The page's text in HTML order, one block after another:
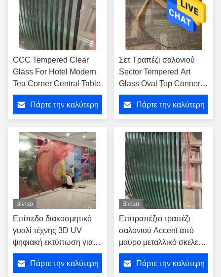
CCC Tempered Clear
Glass For Hotel Modern
Tea Corner Central Table
Πάρτε την καλύτερη
Σετ Τραπέζι σαλονιού
Sector Tempered Art
Glass Oval Top Conner
Τραπεζάκια
Πάρτε την καλύτερη
Βίντεο
Επίπεδο διακοσμητικό
γυαλί τέχνης 3D UV
ψηφιακή εκτύπωση για
πόρτες κτιρίων Τοίχος
παραθύρου
Πάρτε την καλύτερη
Βίντεο
Επιτραπέζιο τραπέζι
σαλονιού Accent από
μαύρο μεταλλικό σκελετό
Oval Tempered Art Glass
Πάρτε την καλύτερη